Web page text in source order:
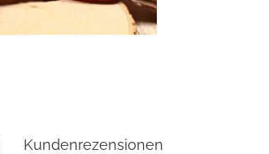
Kundenrezensionen